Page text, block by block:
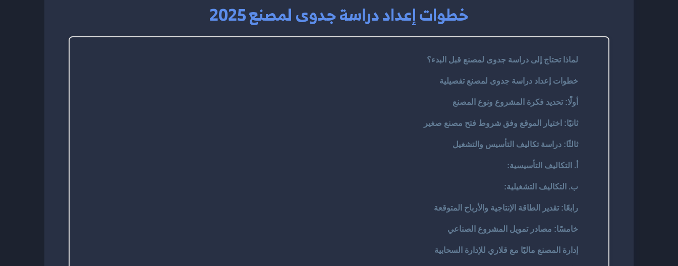
خطوات إعداد دراسة جدوى لمصنع 2025
لماذا تحتاج إلى دراسة جدوى لمصنع قبل البدء؟
خطوات إعداد دراسة جدوى لمصنع تفصيلية
أولًا: تحديد فكرة المشروع ونوع المصنع
ثانيًا: اختيار الموقع وفق شروط فتح مصنع صغير
ثالثًا: دراسة تكاليف التأسيس والتشغيل
أ. التكاليف التأسيسية:
ب. التكاليف التشغيلية:
رابعًا: تقدير الطاقة الإنتاجية والأرباح المتوقعة
خامسًا: مصادر تمويل المشروع الصناعي
إدارة المصنع ماليًا مع قلاري للإدارة السحابية